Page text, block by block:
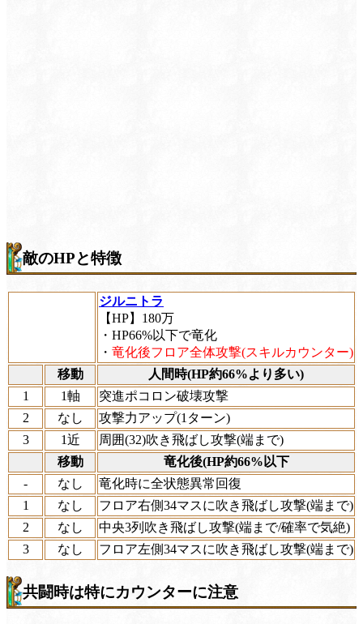
敵のHPと特徴
ジルニトラ
【HP】180万
・HP66%以下で竜化
・ 竜化後フロア全体攻撃(スキルカウンター)
移動
人間時(HP約66%より多い)
1
1軸
突進ポコロン破壊攻撃
2
なし
攻撃力アップ(1ターン)
3
1近
周囲(32)吹き飛ばし攻撃(端まで)
移動
竜化後(HP約66%以下
-
なし
竜化時に全状態異常回復
1
なし
フロア右側34マスに吹き飛ばし攻撃(端まで)
2
なし
中央3列吹き飛ばし攻撃(端まで/確率で気絶)
3
なし フロア左側34マスに吹き飛ばし攻撃(端まで)
共闘時は特にカウンターに注意